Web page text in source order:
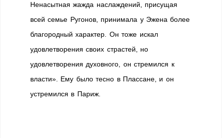
Ненасытная жажда наслаждений, присущая
всей семье Ругонов, принимала у Эжена более
благородный характер. Он тоже искал
удовлетворения своих страстей, но
удовлетворения духовного, он стремился к
власти». Ему было тесно в Плассане, и он
устремился в Париж.